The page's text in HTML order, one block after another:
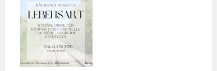
Parasitenmittel beim Hund: Warum chemische Keulen